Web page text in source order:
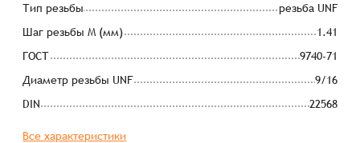
Тип резьбы
резьба UNF
Шаг резьбы М (мм)
1.41
ГОСТ
9740-71
Диаметр резьбы UNF
9/16
DIN
22568
Все характеристики